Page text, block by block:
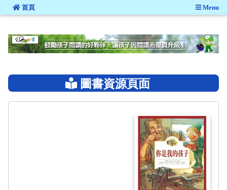
::: 首頁 Menu
圖書資源頁面